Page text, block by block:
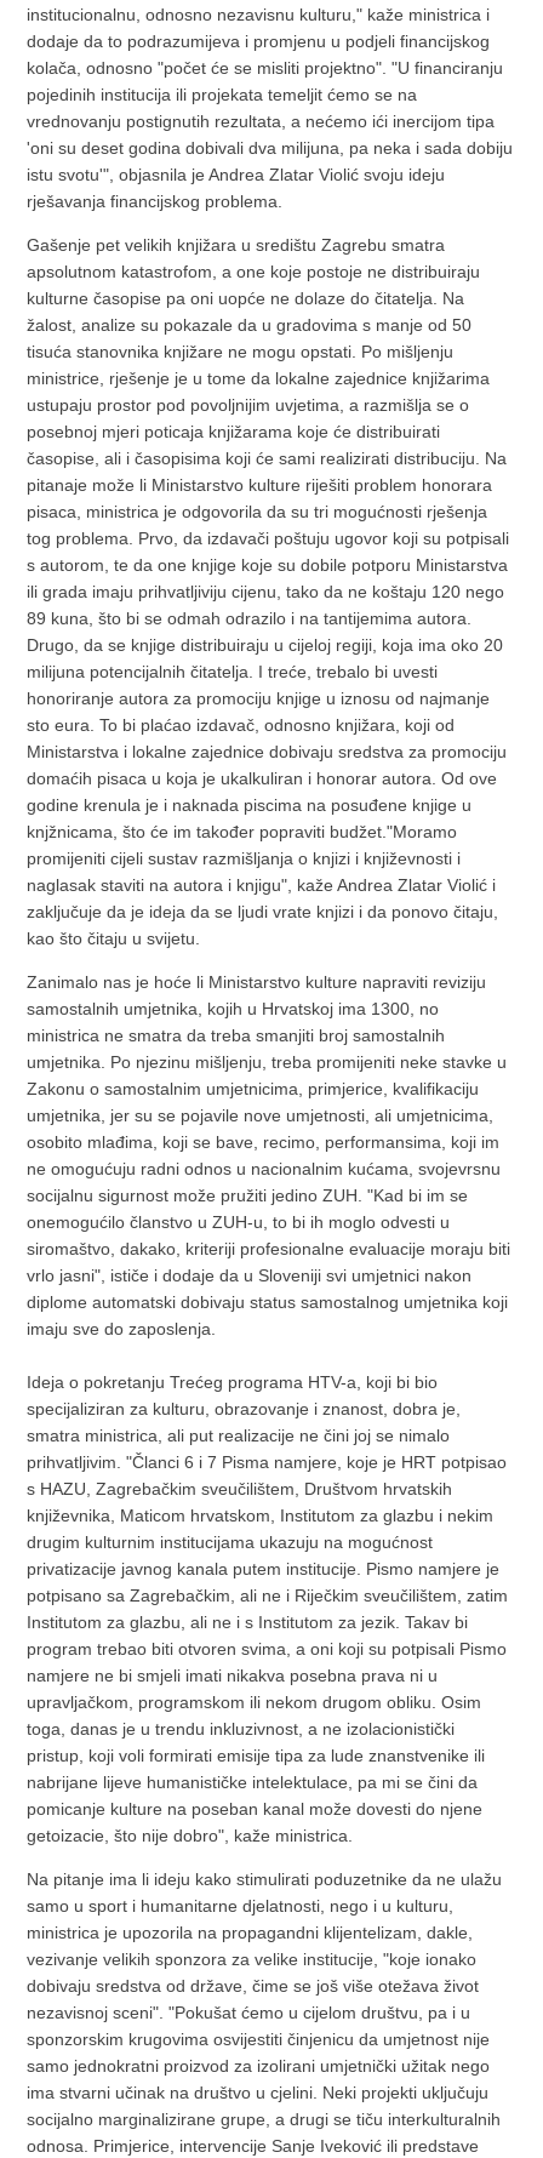
institucionalnu, odnosno nezavisnu kulturu," kaže ministrica i
dodaje da to podrazumijeva i promjenu u podjeli financijskog
kolača, odnosno "počet će se misliti projektno". "U financiranju
pojedinih institucija ili projekata temeljit ćemo se na
vrednovanju postignutih rezultata, a nećemo ići inercijom tipa
'oni su deset godina dobivali dva milijuna, pa neka i sada dobiju
istu svotu'", objasnila je Andrea Zlatar Violić svoju ideju
rješavanja financijskog problema.
Gašenje pet velikih knjižara u središtu Zagrebu smatra
apsolutnom katastrofom, a one koje postoje ne distribuiraju
kulturne časopise pa oni uopće ne dolaze do čitatelja. Na
žalost, analize su pokazale da u gradovima s manje od 50
tisuća stanovnika knjižare ne mogu opstati. Po mišljenju
ministrice, rješenje je u tome da lokalne zajednice knjižarima
ustupaju prostor pod povoljnijim uvjetima, a razmišlja se o
posebnoj mjeri poticaja knjižarama koje će distribuirati
časopise, ali i časopisima koji će sami realizirati distribuciju. Na
pitanaje može li Ministarstvo kulture riješiti problem honorara
pisaca, ministrica je odgovorila da su tri mogućnosti rješenja
tog problema. Prvo, da izdavači poštuju ugovor koji su potpisali
s autorom, te da one knjige koje su dobile potporu Ministarstva
ili grada imaju prihvatljiviju cijenu, tako da ne koštaju 120 nego
89 kuna, što bi se odmah odrazilo i na tantijemima autora.
Drugo, da se knjige distribuiraju u cijeloj regiji, koja ima oko 20
milijuna potencijalnih čitatelja. I treće, trebalo bi uvesti
honoriranje autora za promociju knjige u iznosu od najmanje
sto eura. To bi plaćao izdavač, odnosno knjižara, koji od
Ministarstva i lokalne zajednice dobivaju sredstva za promociju
domaćih pisaca u koja je ukalkuliran i honorar autora. Od ove
godine krenula je i naknada piscima na posuđene knjige u
knjžnicama, što će im također popraviti budžet."Moramo
promijeniti cijeli sustav razmišljanja o knjizi i književnosti i
naglasak staviti na autora i knjigu", kaže Andrea Zlatar Violić i
zaključuje da je ideja da se ljudi vrate knjizi i da ponovo čitaju,
kao što čitaju u svijetu.
Zanimalo nas je hoće li Ministarstvo kulture napraviti reviziju
samostalnih umjetnika, kojih u Hrvatskoj ima 1300, no
ministrica ne smatra da treba smanjiti broj samostalnih
umjetnika. Po njezinu mišljenju, treba promijeniti neke stavke u
Zakonu o samostalnim umjetnicima, primjerice, kvalifikaciju
umjetnika, jer su se pojavile nove umjetnosti, ali umjetnicima,
osobito mlađima, koji se bave, recimo, performansima, koji im
ne omogućuju radni odnos u nacionalnim kućama, svojevrsnu
socijalnu sigurnost može pružiti jedino ZUH. "Kad bi im se
onemogućilo članstvo u ZUH-u, to bi ih moglo odvesti u
siromaštvo, dakako, kriteriji profesionalne evaluacije moraju biti
vrlo jasni", ističe i dodaje da u Sloveniji svi umjetnici nakon
diplome automatski dobivaju status samostalnog umjetnika koji
imaju sve do zaposlenja.
Ideja o pokretanju Trećeg programa HTV-a, koji bi bio
specijaliziran za kulturu, obrazovanje i znanost, dobra je,
smatra ministrica, ali put realizacije ne čini joj se nimalo
prihvatljivim. "Članci 6 i 7 Pisma namjere, koje je HRT potpisao
s HAZU, Zagrebačkim sveučilištem, Društvom hrvatskih
književnika, Maticom hrvatskom, Institutom za glazbu i nekim
drugim kulturnim institucijama ukazuju na mogućnost
privatizacije javnog kanala putem institucije. Pismo namjere je
potpisano sa Zagrebačkim, ali ne i Riječkim sveučilištem, zatim
Institutom za glazbu, ali ne i s Institutom za jezik. Takav bi
program trebao biti otvoren svima, a oni koji su potpisali Pismo
namjere ne bi smjeli imati nikakva posebna prava ni u
upravljačkom, programskom ili nekom drugom obliku. Osim
toga, danas je u trendu inkluzivnost, a ne izolacionistički
pristup, koji voli formirati emisije tipa za lude znanstvenike ili
nabrijane lijeve humanističke intelektulace, pa mi se čini da
pomicanje kulture na poseban kanal može dovesti do njene
getoizacie, što nije dobro", kaže ministrica.
Na pitanje ima li ideju kako stimulirati poduzetnike da ne ulažu
samo u sport i humanitarne djelatnosti, nego i u kulturu,
ministrica je upozorila na propagandni klijentelizam, dakle,
vezivanje velikih sponzora za velike institucije, "koje ionako
dobivaju sredstva od države, čime se još više otežava život
nezavisnoj sceni". "Pokušat ćemo u cijelom društvu, pa i u
sponzorskim krugovima osvijestiti činjenicu da umjetnost nije
samo jednokratni proizvod za izolirani umjetnički užitak nego
ima stvarni učinak na društvo u cjelini. Neki projekti uključuju
socijalno marginalizirane grupe, a drugi se tiču interkulturalnih
odnosa. Primjerice, intervencije Sanje Iveković ili predstave